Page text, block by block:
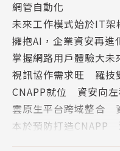
期，建構以風險控管為
週期，從開發、發布到
企業可藉由CNAPP單
與降低資安風險。
專題報導
迎戰減排衝擊 碳盤查
網管自動化
未來工作模式始於IT架
擁抱AI，企業資安再進
掌握網路用戶體驗大未
視訊協作需求旺 羅技
CNAPP就位 資安向左
雲原生平台跨域整合
本於預防打造CNAPP